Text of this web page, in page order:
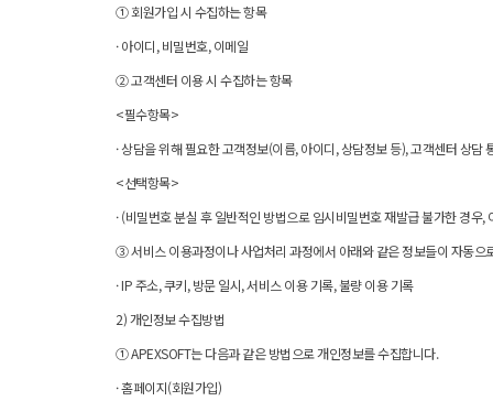
① 회원가입 시 수집하는 항목
· 아이디, 비밀번호, 이메일
② 고객센터 이용 시 수집하는 항목
<필수항목>
· 상담을 위해 필요한 고객정보(이름, 아이디, 상담정보 등), 고객센터 상담
<선택항목>
· (비밀번호 분실 후 일반적인 방법으로 임시비밀번호 재발급 불가한 경
③ 서비스 이용과정이나 사업처리 과정에서 아래와 같은 정보들이 자동으
· IP 주소, 쿠키, 방문 일시, 서비스 이용 기록, 불량 이용 기록
2) 개인정보 수집방법
① APEXSOFT는 다음과 같은 방법으로 개인정보를 수집합니다.
· 홈페이지(회원가입)